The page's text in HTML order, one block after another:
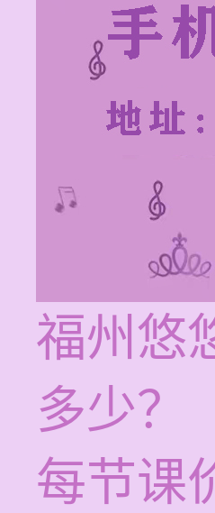
福州悠
多少？
每节课